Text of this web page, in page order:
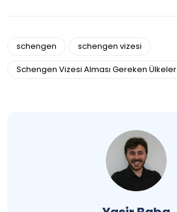
schengen
schengen vizesi
Schengen Vizesi Alması Gereken Ülkeler